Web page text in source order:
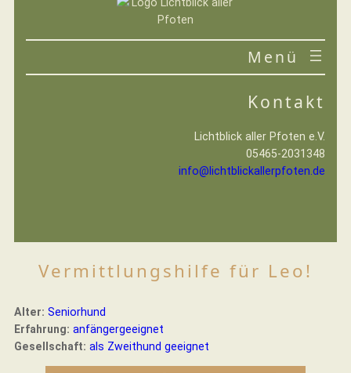
VEREIN
IHRE HILFE
Kontakt
Lichtblick aller Pfoten e.V.
05465-2031348
info@lichtblickallerpfoten.de
Vermittlungshilfe für Leo!
Alter: Seniorhund
Erfahrung: anfängergeeignet
Gesellschaft: als Zweithund geeignet